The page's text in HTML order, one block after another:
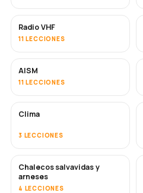
Radio VHF
11 LECCIONES
AISM
11 LECCIONES
Clima
3 LECCIONES
Chalecos salvavidas y
arneses
4 LECCIONES